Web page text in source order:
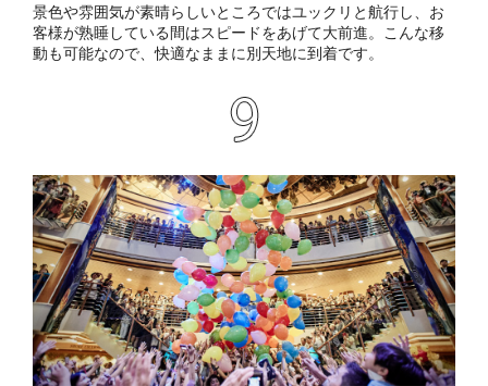
景色や雰囲気が素晴らしいところではユックリと航行し、お
客様が熟睡している間はスピードをあげて大前進。こんな移
動も可能なので、快適なままに別天地に到着です。